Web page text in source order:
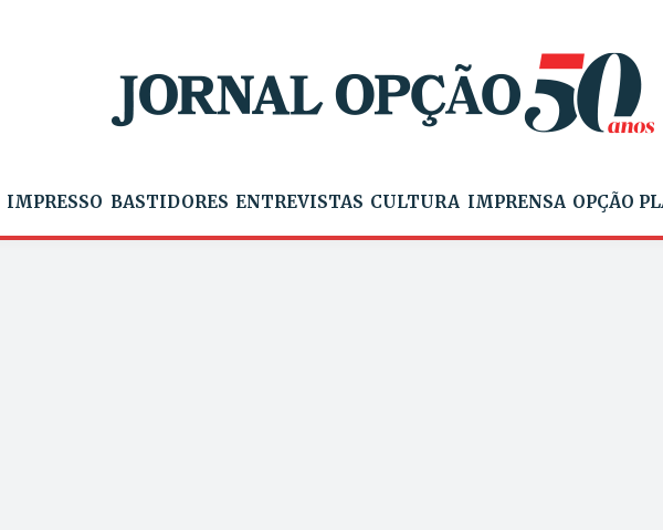
IMPRESSO BASTIDORES ENTREVISTAS CULTURA IMPRENSA OPÇÃO